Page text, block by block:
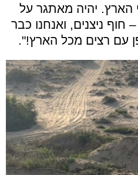
הארץ. יהיה מאתגר על
ניצנים, ואנחנו כבר
עם רצים מכל הארץ!".